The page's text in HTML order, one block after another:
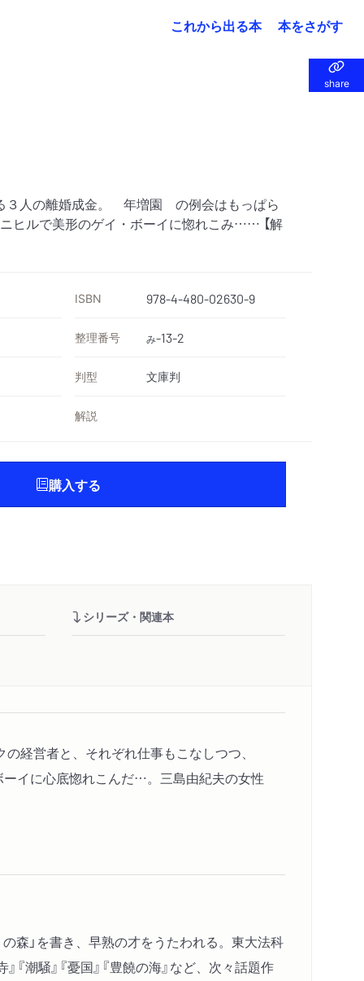
これから出る本 本をさがす
share
share
３人の離婚成金。 年増園 の例会はもっぱら
ヒルで美形のゲイ・ボーイに惚れこみ…… 【解
ISBN 978-4-480-02630-9
整理番号 み-13-2
判型 文庫判
解説
購入する
シリーズ・関連本
経営者と、それぞれ仕事もこなしつつ、
イに心底惚れこんだ…。三島由紀夫の女性
森」を書き、早熟の才をうたわれる。東大法科
潮騒』『憂国』『豊饒の海』など、次々話題作